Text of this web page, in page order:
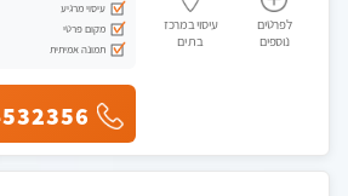
לפרטים
נוספים
עיסוי במרכז
בת ים
עיסוי מרגיע
מקום פרטי
תמונה אמיתית